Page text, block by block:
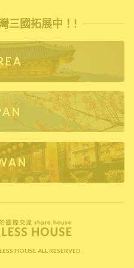
三國拓展中！!
HOUSE ALL RESERVED.